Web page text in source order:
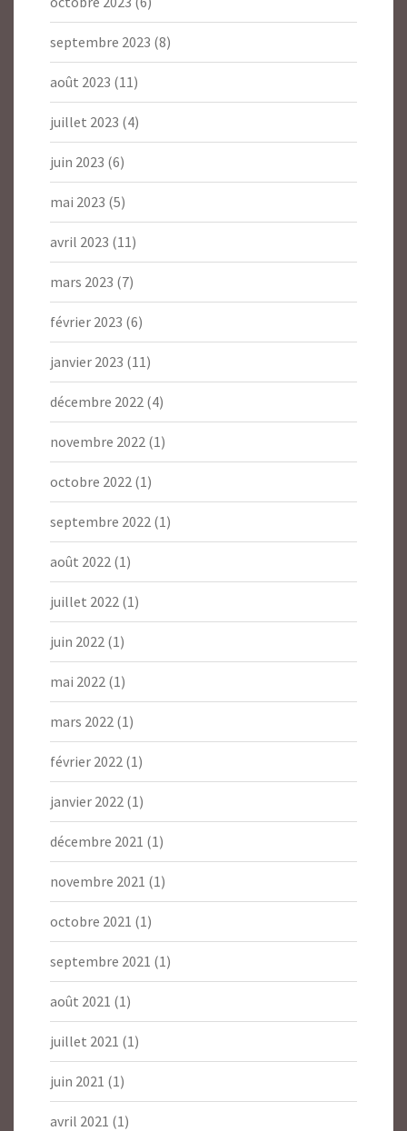
septembre 2023 (8)
août 2023 (11)
juillet 2023 (4)
juin 2023 (6)
mai 2023 (5)
avril 2023 (11)
mars 2023 (7)
février 2023 (6)
janvier 2023 (11)
décembre 2022 (4)
novembre 2022 (1)
octobre 2022 (1)
septembre 2022 (1)
août 2022 (1)
juillet 2022 (1)
juin 2022 (1)
mai 2022 (1)
mars 2022 (1)
février 2022 (1)
janvier 2022 (1)
décembre 2021 (1)
novembre 2021 (1)
octobre 2021 (1)
septembre 2021 (1)
août 2021 (1)
juillet 2021 (1)
juin 2021 (1)
avril 2021 (1)